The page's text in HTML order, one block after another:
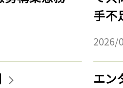
手不
2026/
エン